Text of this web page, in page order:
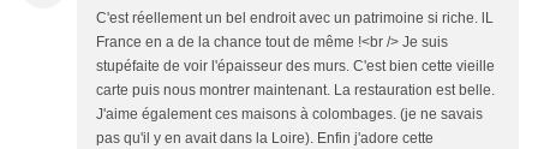
C'est réellement un bel endroit avec un patrimoine si riche. lL
France en a de la chance tout de même !<br /> Je suis
stupéfaite de voir l'épaisseur des murs. C'est bien cette vieille
carte puis nous montrer maintenant. La restauration est belle.
J'aime également ces maisons à colombages. (je ne savais
pas qu'il y en avait dans la Loire). Enfin j'adore cette